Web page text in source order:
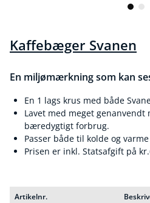
Kaffebæger Svanen
En miljømærkning som kan
En 1 lags krus med både
Lavet med meget
bæredygtigt forbrug.
Passer både til kolde og
Prisen er inkl. Statsafgift på
Artikelnr.